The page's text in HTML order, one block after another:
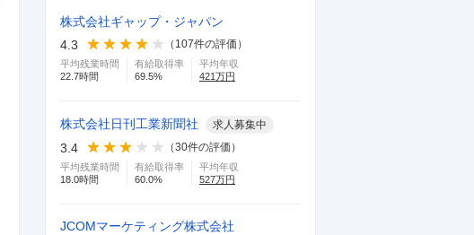
株式会社ギャップ・ジャパン
4.3
（ 107件の評価）
平均残業時間
22.7時間
有給取得率
69.5%
平均年収
421 万円
株式会社日刊工業新聞社 求人募集中
3.4 （30件の評価）
平均残業時間
18.0時間
有給取得率
60.0%
平均年収
527万円
JCOMマーケティング株式会社